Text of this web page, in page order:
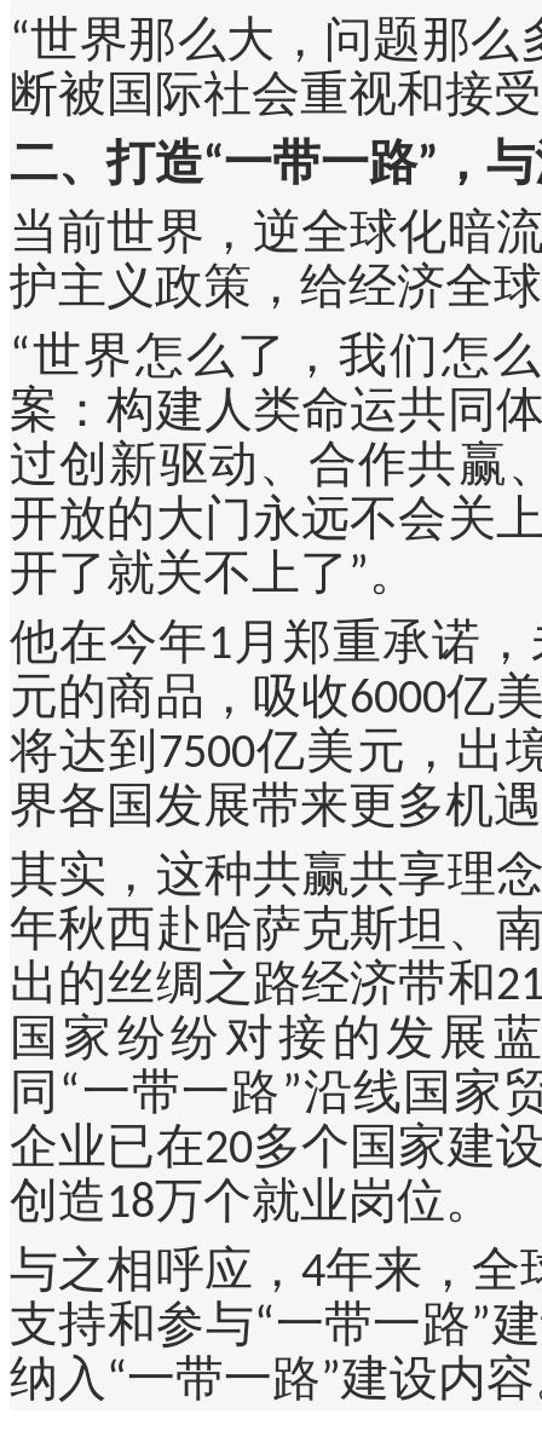
“世界那么大，问题那
断被国际社会重视和接
二、打造“一带一路”，
当前世界，逆全球化暗
护主义政策，给经济全
“世界怎么了，我们怎
案：构建人类命运共同
过创新驱动、合作共赢
开放的大门永远不会关
开了就关不上了”。
他在今年1月郑重承诺
元的商品，吸收6000亿
将达到7500亿美元，出
界各国发展带来更多机
其实，这种共赢共享理
年秋西赴哈萨克斯坦、
出的丝绸之路经济带和
国家纷纷对接的发展
同“一带一路”沿线国家
企业已在20多个国家建
创造18万个就业岗位。
与之相呼应，4年来，全
支持和参与“一带一路”
纳入“一带一路”建设内